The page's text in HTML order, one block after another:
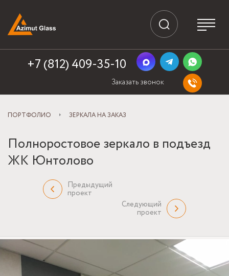
+7 (812) 409-35-10
Заказать звонок
ПОРТФОЛИО ЗЕРКАЛА НА ЗАКАЗ
Полноростовое зеркало в подъезд
ЖК Юнтолово
Предыдущий
проект
Следующий
проект